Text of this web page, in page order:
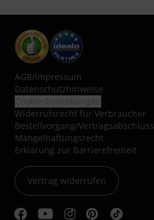
AGB/Impressum
Datenschutzhinweise
Widerrufsrecht für Verbraucher
Bestellvorgang/Vertragsabschluss
Mängelhaftungsrecht
Erklärung zur Barrierefreiheit
Vertrag widerrufen